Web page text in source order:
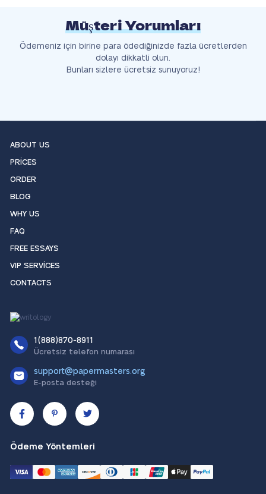
Müşteri Yorumları
Ödemeniz için birine para ödediğinizde fazla ücretlerden
dolayı dikkatli olun.
Bunları sizlere ücretsiz sunuyoruz!
ABOUT US
PRICES
ORDER
BLOG
WHY US
FAQ
FREE ESSAYS
VIP SERVICES
CONTACTS
1(888)870-8911
Ücretsiz telefon numarası
support@papermasters.org
E-posta desteği
Ödeme Yöntemleri